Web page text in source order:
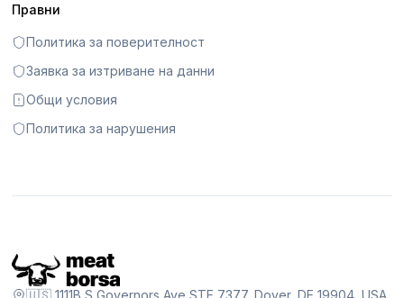
Правни
Политика за поверителност
Заявка за изтриване на данни
Общи условия
Политика за нарушения
🇺🇸 1111B S Governors Ave STE 7377, Dover, DE 19904, USA